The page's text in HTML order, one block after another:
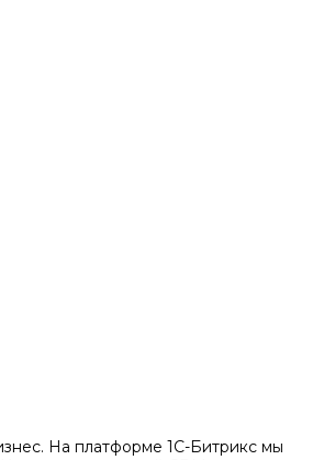
На платформе 1С-Битрикс мы